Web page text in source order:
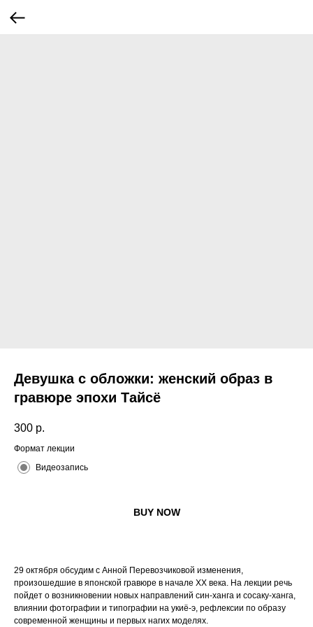
Девушка с обложки: женский образ в
гравюре эпохи Тайсё
300 р.
Формат лекции
Видеозапись
BUY NOW
29 октября обсудим с Анной Перевозчиковой изменения,
произошедшие в японской гравюре в начале XX века. На лекции речь
пойдет о возникновении новых направлений син-ханга и сосаку-ханга,
влиянии фотографии и типографии на укиё-э, рефлексии по образу
современной женщины и первых нагих моделях.